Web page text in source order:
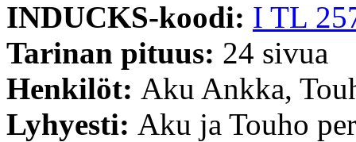
INDUCKS-koodi: I TL
Tarinan pituus: 24 sivua
Henkilöt: Aku Ankka,
Lyhyesti: Aku ja Touho